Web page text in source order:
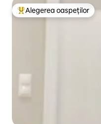
Locuință din topul
Alegerea oaspeților